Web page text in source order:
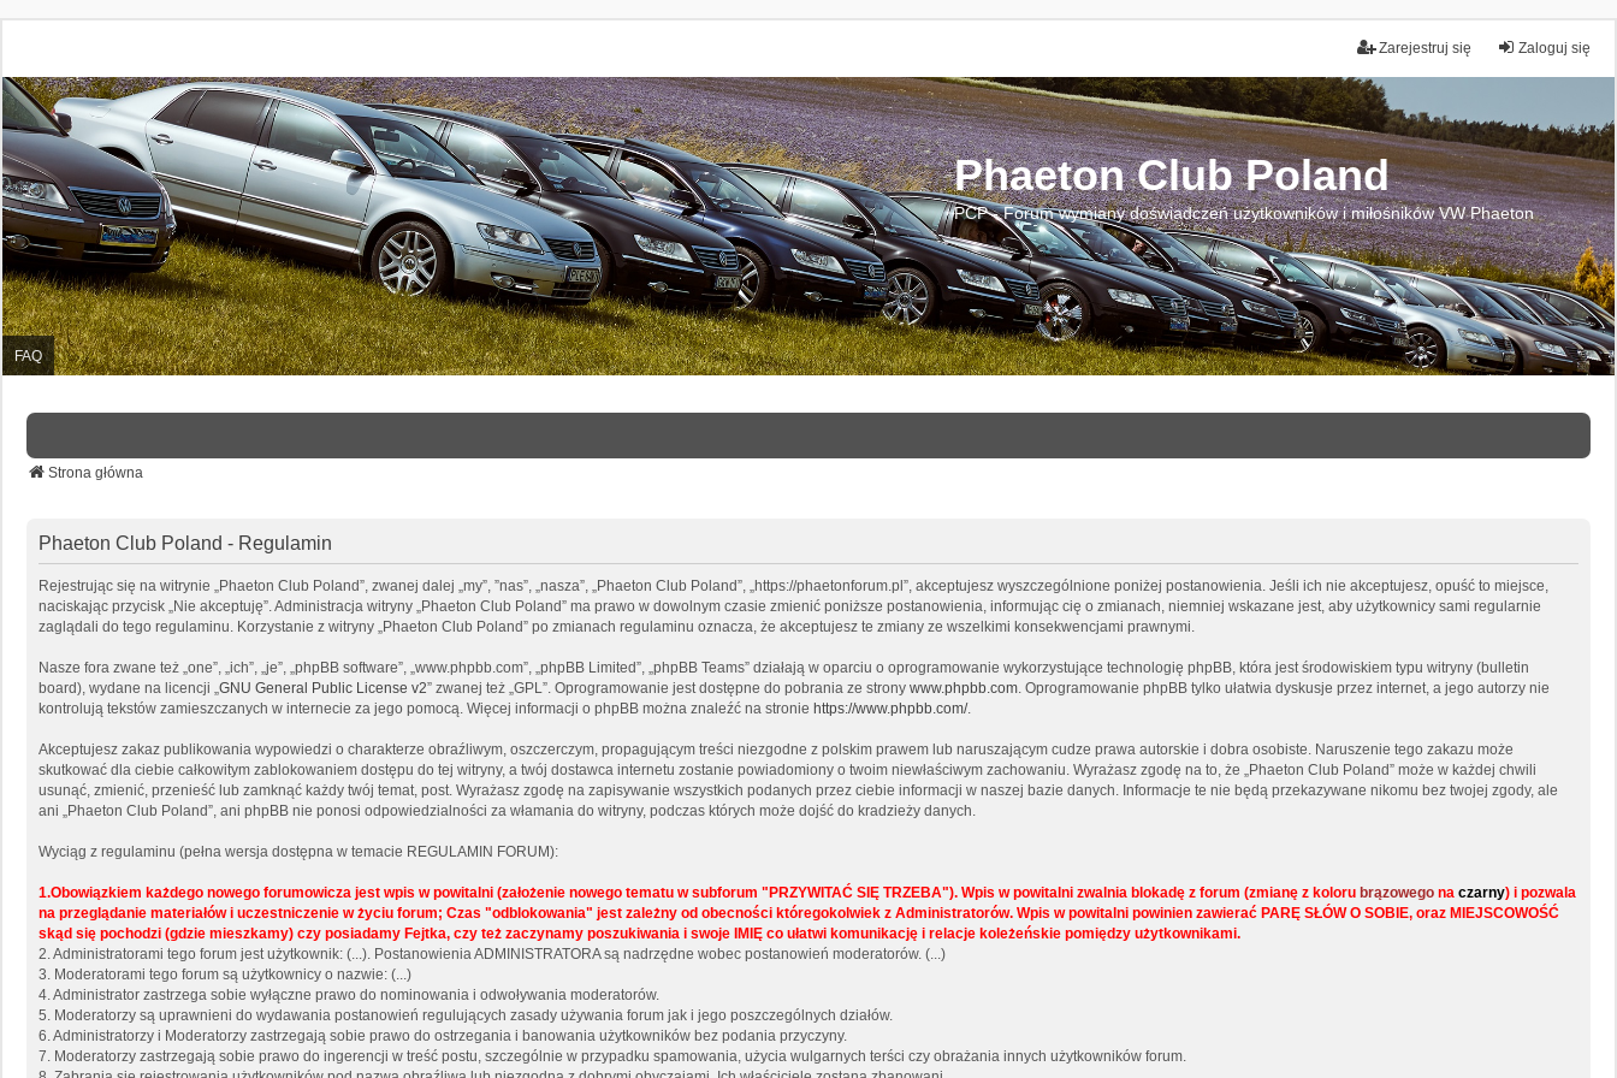
Zaloguj się
Zarejestruj się
Phaeton Club Poland
PCP - Forum wymiany doświadczeń użytkowników i miłośników VW Phaeton
FAQ
Strona główna
Phaeton Club Poland - Regulamin
Rejestrując się na witrynie „Phaeton Club Poland”, zwanej dalej „my”, ”nas”, „nasza”, „Phaeton Club Poland”, „https://phaetonforum.pl”, akceptujesz wyszczególnione poniżej postanowienia. Jeśli ich nie akceptujesz, opuść to miejsce,
naciskając przycisk „Nie akceptuję”. Administracja witryny „Phaeton Club Poland” ma prawo w dowolnym czasie zmienić poniższe postanowienia, informując cię o zmianach, niemniej wskazane jest, aby użytkownicy sami regularnie
zaglądali do tego regulaminu. Korzystanie z witryny „Phaeton Club Poland” po zmianach regulaminu oznacza, że akceptujesz te zmiany ze wszelkimi konsekwencjami prawnymi.
Nasze fora zwane też „one”, „ich”, „je”, „phpBB software”, „www.phpbb.com”, „phpBB Limited”, „phpBB Teams” działają w oparciu o oprogramowanie wykorzystujące technologię phpBB, która jest środowiskiem typu witryny (bulletin
board), wydane na licencji „GNU General Public License v2” zwanej też „GPL”. Oprogramowanie jest dostępne do pobrania ze strony www.phpbb.com. Oprogramowanie phpBB tylko ułatwia dyskusje przez internet, a jego autorzy nie
kontrolują tekstów zamieszczanych w internecie za jego pomocą. Więcej informacji o phpBB można znaleźć na stronie https://www.phpbb.com/.
Akceptujesz zakaz publikowania wypowiedzi o charakterze obraźliwym, oszczerczym, propagującym treści niezgodne z polskim prawem lub naruszającym cudze prawa autorskie i dobra osobiste. Naruszenie tego zakazu może
skutkować dla ciebie całkowitym zablokowaniem dostępu do tej witryny, a twój dostawca internetu zostanie powiadomiony o twoim niewłaściwym zachowaniu. Wyrażasz zgodę na to, że „Phaeton Club Poland” może w każdej chwili
usunąć, zmienić, przenieść lub zamknąć każdy twój temat, post. Wyrażasz zgodę na zapisywanie wszystkich podanych przez ciebie informacji w naszej bazie danych. Informacje te nie będą przekazywane nikomu bez twojej zgody, ale
ani „Phaeton Club Poland”, ani phpBB nie ponosi odpowiedzialności za włamania do witryny, podczas których może dojść do kradzieży danych.
Wyciąg z regulaminu (pełna wersja dostępna w temacie REGULAMIN FORUM):
1.Obowiązkiem każdego nowego forumowicza jest wpis w powitalni (założenie nowego tematu w subforum "PRZYWITAĆ SIĘ TRZEBA"). Wpis w powitalni zwalnia blokadę z forum (zmianę z koloru brązowego na czarny) i pozwala
na przeglądanie materiałów i uczestniczenie w życiu forum; Czas "odblokowania" jest zależny od obecności któregokolwiek z Administratorów. Wpis w powitalni powinien zawierać PARĘ SŁÓW O SOBIE, oraz MIEJSCOWOŚĆ
skąd się pochodzi (gdzie mieszkamy) czy posiadamy Fejtka, czy też zaczynamy poszukiwania i swoje IMIĘ co ułatwi komunikację i relacje koleżeńskie pomiędzy użytkownikami.
2. Administratorami tego forum jest użytkownik: (...). Postanowienia ADMINISTRATORA są nadrzędne wobec postanowień moderatorów. (...)
3. Moderatorami tego forum są użytkownicy o nazwie: (...)
4. Administrator zastrzega sobie wyłączne prawo do nominowania i odwoływania moderatorów.
5. Moderatorzy są uprawnieni do wydawania postanowień regulujących zasady używania forum jak i jego poszczególnych działów.
6. Administratorzy i Moderatorzy zastrzegają sobie prawo do ostrzegania i banowania użytkowników bez podania przyczyny.
7. Moderatorzy zastrzegają sobie prawo do ingerencji w treść postu, szczególnie w przypadku spamowania, użycia wulgarnych terści czy obrażania innych użytkowników forum.